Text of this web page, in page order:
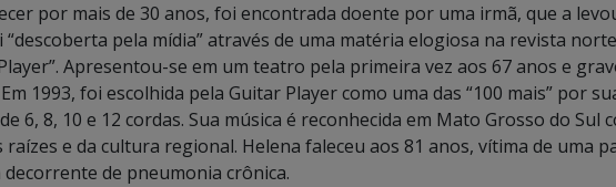
por mais de 30 anos, foi encontrada doente por uma irmã, que a
“descoberta pela mídia” através de uma matéria elogiosa na revista
Apresentou-se em um teatro pela primeira vez aos 67 anos e
1993, foi escolhida pela Guitar Player como uma das “100 mais” por
6, 8, 10 e 12 cordas. Sua música é reconhecida em Mato Grosso do Sul
raízes e da cultura regional. Helena faleceu aos 81 anos, vítima de uma
de pneumonia crônica.